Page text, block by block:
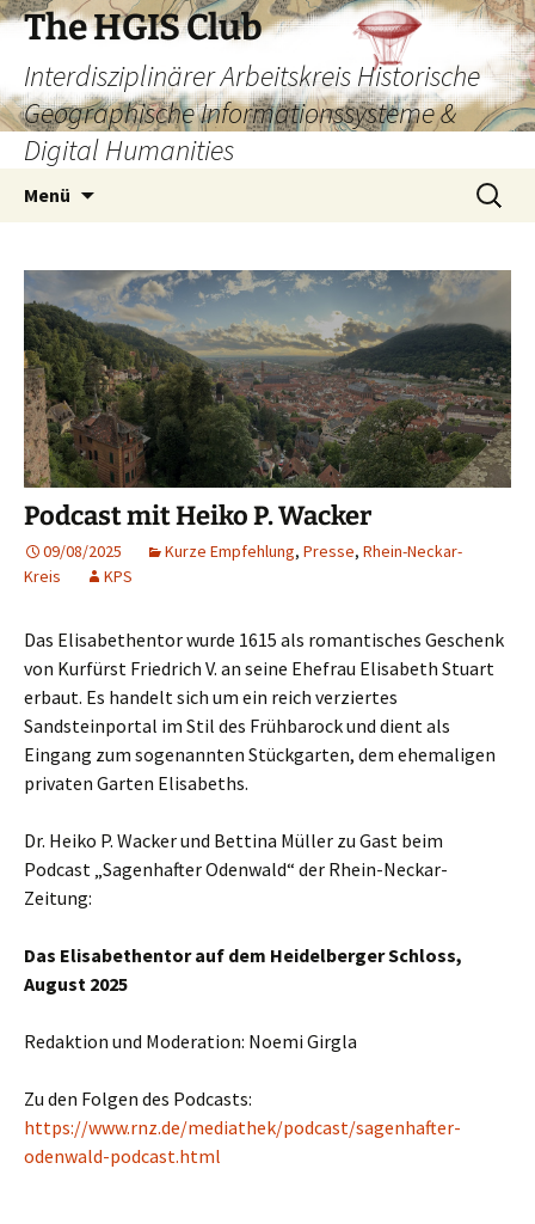
Zum
Inhalt
springen
The HGIS Club
Interdisziplinärer Arbeitskreis Historische
Geographische Informationssysteme &
Digital Humanities
Menü
Suchen
nach:
Podcast mit Heiko P. Wacker
09/08/2025 Kurze Empfehlung, Presse, Rhein-Neckar-
Kreis
KPS
Das Elisabethentor wurde 1615 als romantisches Geschenk
von Kurfürst Friedrich V. an seine Ehefrau Elisabeth Stuart
erbaut. Es handelt sich um ein reich verziertes
Sandsteinportal im Stil des Frühbarock und dient als
Eingang zum sogenannten Stückgarten, dem ehemaligen
privaten Garten Elisabeths.
Dr. Heiko P. Wacker und Bettina Müller zu Gast beim
Podcast „Sagenhafter Odenwald“ der Rhein-Neckar-
Zeitung:
Das Elisabethentor auf dem Heidelberger Schloss,
August 2025
Redaktion und Moderation: Noemi Girgla
Zu den Folgen des Podcasts:
https://www.rnz.de/mediathek/podcast/sagenhafter-
odenwald-podcast.html